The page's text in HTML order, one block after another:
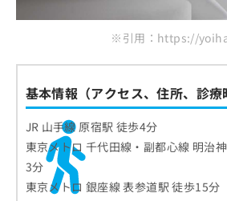
※引用：https://
基本情報（アクセス、住所、診療
JR 山手線 原宿駅 徒歩4分
東京メトロ 千代田線・副都心線 明治
3分
東京メトロ 銀座線 表参道駅 徒歩15分